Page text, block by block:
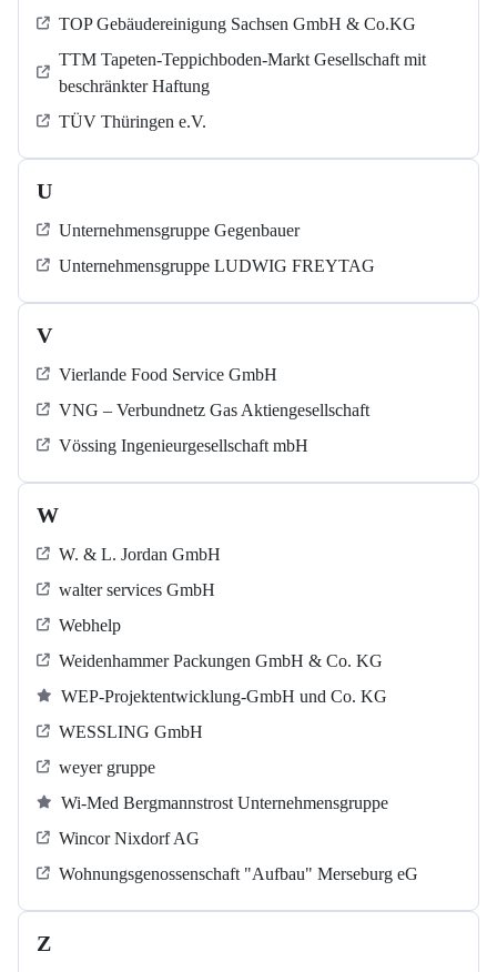
TOP Gebäudereinigung Sachsen GmbH & Co.KG
TTM Tapeten-Teppichboden-Markt Gesellschaft mit
beschränkter Haftung
TÜV Thüringen e.V.
U
Unternehmensgruppe Gegenbauer
Unternehmensgruppe LUDWIG FREYTAG
V
Vierlande Food Service GmbH
VNG – Verbundnetz Gas Aktiengesellschaft
Vössing Ingenieurgesellschaft mbH
W
W. & L. Jordan GmbH
walter services GmbH
Webhelp
Weidenhammer Packungen GmbH & Co. KG
WEP-Projektentwicklung-GmbH und Co. KG
WESSLING GmbH
weyer gruppe
Wi-Med Bergmannstrost Unternehmensgruppe
Wincor Nixdorf AG
Wohnungsgenossenschaft "Aufbau" Merseburg eG
Z